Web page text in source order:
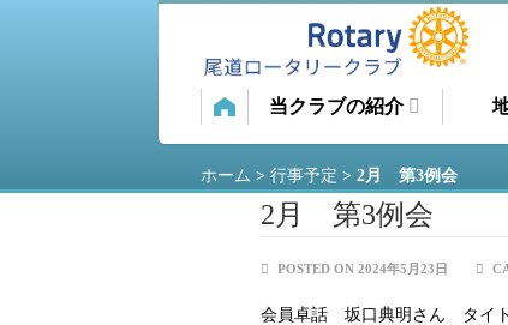
当クラブの紹介
ホーム > 行事予定 > 2月 第3例会
2月 第3例会
POSTED ON 2024年5月23日
会員卓話 坂口典明さん タイ